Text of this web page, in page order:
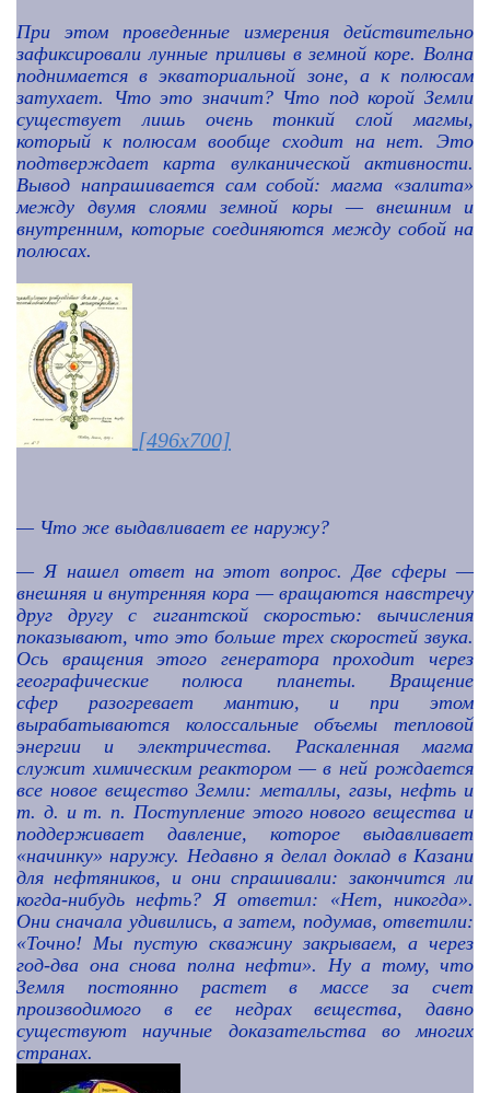
При этом проведенные измерения действительно
зафиксировали лунные приливы в земной коре. Волна
поднимается в экваториальной зоне, а к полюсам
затухает. Что это значит? Что под корой Земли
существует лишь очень тонкий слой магмы,
который к полюсам вообще сходит на нет. Это
подтверждает карта вулканической активности.
Вывод напрашивается сам собой: магма «залита»
между двумя слоями земной коры — внешним и
внутренним, которые соединяются между собой на
полюсах.
[496x700]
— Что же выдавливает ее наружу?
— Я нашел ответ на этот вопрос. Две сферы —
внешняя и внутренняя кора — вращаются навстречу
друг другу с гигантской скоростью: вычисления
показывают, что это больше трех скоростей звука.
Ось вращения этого генератора проходит через
географические полюса планеты. Вращение
сфер разогревает мантию, и при этом
вырабатываются колоссальные объемы тепловой
энергии и электричества. Раскаленная магма
служит химическим реактором — в ней рождается
все новое вещество Земли: металлы, газы, нефть и
т. д. и т. п. Поступление этого нового вещества и
поддерживает давление, которое выдавливает
«начинку» наружу. Недавно я делал доклад в Казани
для нефтяников, и они спрашивали: закончится ли
когда-нибудь нефть? Я ответил: «Нет, никогда».
Они сначала удивились, а затем, подумав, ответили:
«Точно! Мы пустую скважину закрываем, а через
год-два она снова полна нефти». Ну а тому, что
Земля постоянно растет в массе за счет
производимого в ее недрах вещества, давно
существуют научные доказательства во многих
странах.